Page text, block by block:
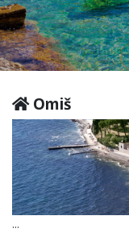
Omiš
...